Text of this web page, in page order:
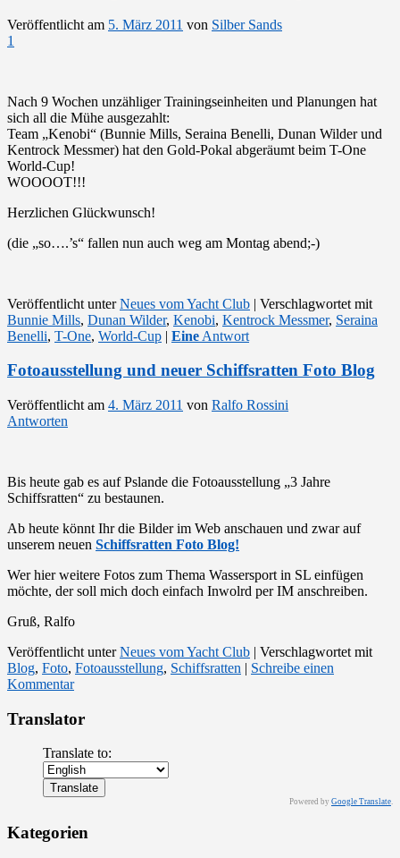
Veröffentlicht am 5. März 2011 von Silber Sands
1
Nach 9 Wochen unzähliger Trainingseinheiten und Planungen hat
sich all die Mühe ausgezahlt:
Team „Kenobi“ (Bunnie Mills, Seraina Benelli, Dunan Wilder und
Kentrock Messmer) hat den Gold-Pokal abgeräumt beim T-One
World-Cup!
WOOOOT!!!
Herzlichen Glückwunsch!
(die „so….’s“ fallen nun auch weg am Montag abend;-)
Veröffentlicht unter Neues vom Yacht Club | Verschlagwortet mit
Bunnie Mills, Dunan Wilder, Kenobi, Kentrock Messmer, Seraina
Benelli, T-One, World-Cup | Eine Antwort
Fotoausstellung und neuer Schiffsratten Foto Blog
Veröffentlicht am 4. März 2011 von Ralfo Rossini
Antworten
Bis heute gab es auf Pslande die Fotoausstellung „3 Jahre
Schiffsratten“ zu bestaunen.
Ab heute könnt Ihr die Bilder im Web anschauen und zwar auf
unserem neuen Schiffsratten Foto Blog!
Wer hier weitere Fotos zum Thema Wassersport in SL einfügen
möchte, der soll mich doch einfach Inwolrd per IM anschreiben.
Gruß, Ralfo
Veröffentlicht unter Neues vom Yacht Club | Verschlagwortet mit
Blog, Foto, Fotoausstellung, Schiffsratten | Schreibe einen
Kommentar
Translator
Translate to:
Powered by Google Translate.
Kategorien